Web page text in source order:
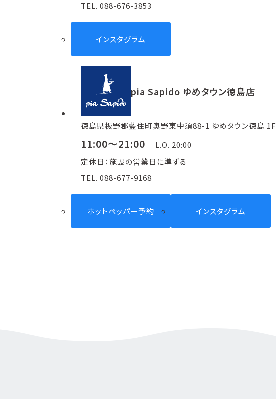
TEL. 088-676-3853
インスタグラム
pia Sapido ゆめタウン徳島店
徳島県板野郡藍住町奥野東中須88-1 ゆめタウン徳島 1F
11:00～21:00
L.O. 20:00
定休日：施設の営業日に準ずる
TEL. 088-677-9168
ホットペッパー予約 インスタグラム